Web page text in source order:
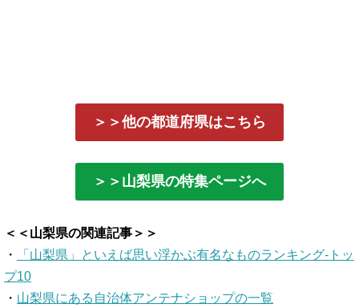
＞＞他の都道府県はこちら
＞＞山梨県の特集ページへ
＜＜山梨県の関連記事＞＞
・
「山梨県」といえば思い浮かぶ有名なものランキング-トッ
プ10
・ 山梨県にある自治体アンテナショップの一覧